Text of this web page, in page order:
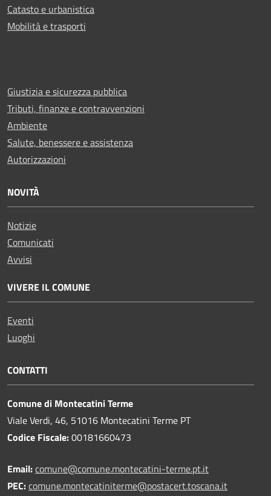
Catasto e urbanistica
Mobilità e trasporti
Giustizia e sicurezza pubblica
Tributi, finanze e contravvenzioni
Ambiente
Salute, benessere e assistenza
Autorizzazioni
NOVITÀ
Notizie
Comunicati
Avvisi
VIVERE IL COMUNE
Eventi
Luoghi
CONTATTI
Comune di Montecatini Terme
Viale Verdi, 46, 51016 Montecatini Terme PT
Codice Fiscale:00181660473
Email:comune@comune.montecatini-terme.pt.it
PEC:comune.montecatiniterme@postacert.toscana.it